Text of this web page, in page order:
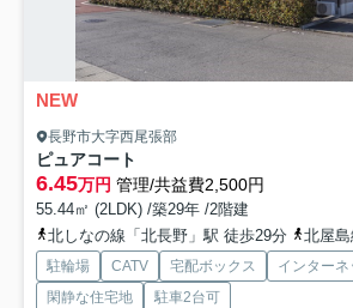
NEW
長野市大字西尾張部
ピュアコート
6.45万円 管理/共益費2,500円
55.44㎡ (2LDK) /築29年 /2階建
北しなの線「北長野」駅 徒歩29分
北屋島線_104
駐輪場 CATV 宅配ボックス
インター
閑静な住宅地
駐車2台可